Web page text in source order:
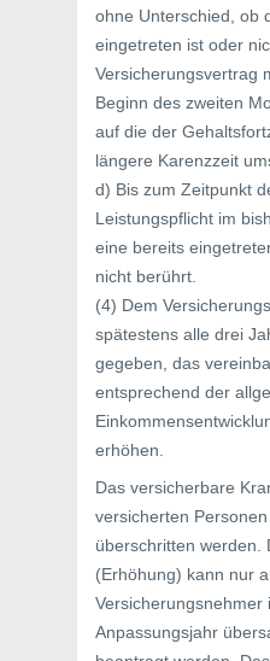
ohne Unterschied, ob
eingetreten ist oder
Versicherungsvertrag
Beginn des zweiten
auf die der
längere Karenzzeit
d) Bis zum Zeitpunkt
Leistungspflicht im
eine bereits
nicht berührt.
(4) Dem
spätestens alle drei
gegeben, das
entsprechend der
erhöhen.
Das versicherbare
versicherten
überschritten werden.
(Erhöhung) kann nur
Versicherungsnehmer
Anpassungsjahr